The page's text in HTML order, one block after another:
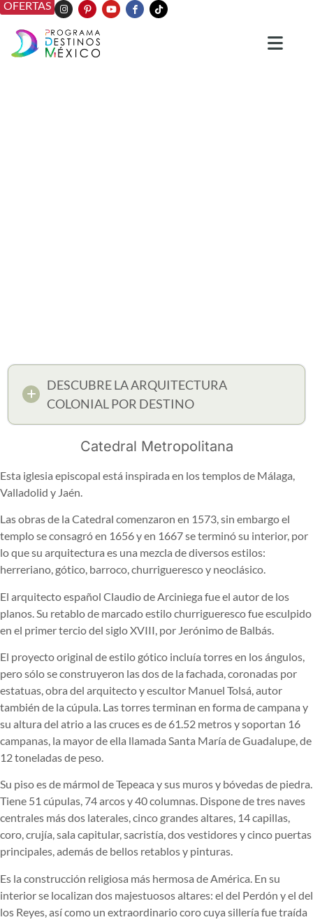
OFERTAS
DESCUBRE LA ARQUITECTURA
COLONIAL POR DESTINO
Catedral Metropolitana
Esta iglesia episcopal está inspirada en los templos de Málaga,
Valladolid y Jaén.
Las obras de la Catedral comenzaron en 1573, sin embargo el
templo se consagró en 1656 y en 1667 se terminó su interior, por
lo que su arquitectura es una mezcla de diversos estilos:
herreriano, gótico, barroco, churrigueresco y neoclásico.
El arquitecto español Claudio de Arciniega fue el autor de los
planos. Su retablo de marcado estilo churrigueresco fue esculpido
en el primer tercio del siglo XVIII, por Jerónimo de Balbás.
El proyecto original de estilo gótico incluía torres en los ángulos,
pero sólo se construyeron las dos de la fachada, coronadas por
estatuas, obra del arquitecto y escultor Manuel Tolsá, autor
también de la cúpula. Las torres terminan en forma de campana y
su altura del atrio a las cruces es de 61.52 metros y soportan 16
campanas, la mayor de ella llamada Santa María de Guadalupe, de
12 toneladas de peso.
Su piso es de mármol de Tepeaca y sus muros y bóvedas de piedra.
Tiene 51 cúpulas, 74 arcos y 40 columnas. Dispone de tres naves
centrales más dos laterales, cinco grandes altares, 14 capillas,
coro, crujía, sala capitular, sacristía, dos vestidores y cinco puertas
principales, además de bellos retablos y pinturas.
Es la construcción religiosa más hermosa de América. En su
interior se localizan dos majestuosos altares: el del Perdón y el del
los Reyes, así como un extraordinario coro cuya sillería fue traída